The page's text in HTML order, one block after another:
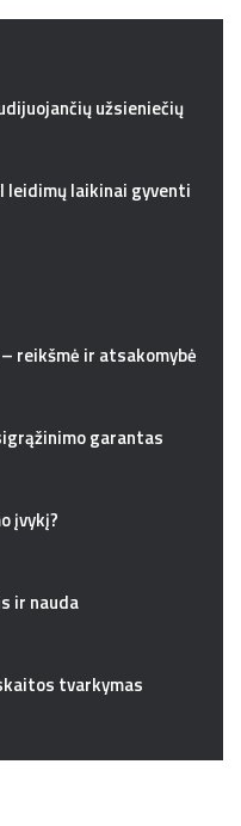
užsieniečių
leidimų laikinai gyventi
reikšmė ir atsakomybė
garantas
įvykį?
ir nauda
tvarkymas